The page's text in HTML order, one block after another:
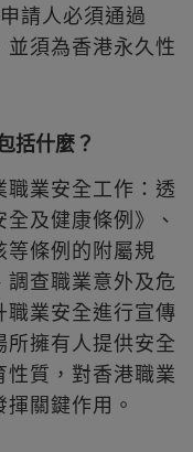
請人必須通過
並須為香港永久性
括什麼？
業安全工作：透
及健康條例》、
等條例的附屬規
查職業意外及危
職業安全進行宣傳
擁有人提供安全
質，對香港職業
關鍵作用。